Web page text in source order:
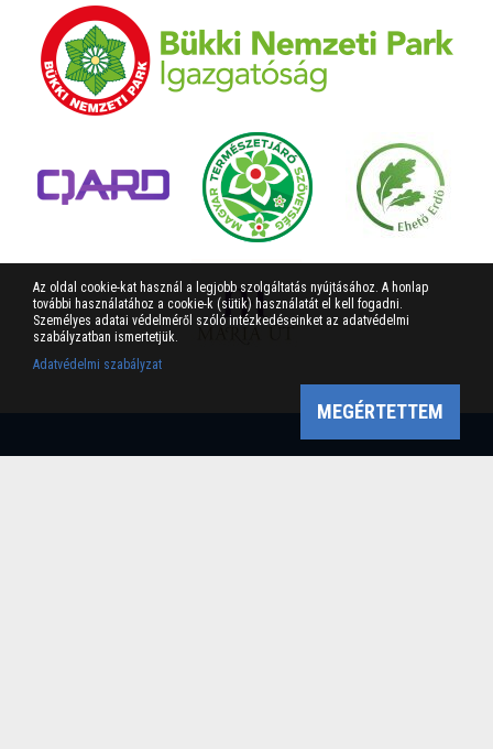
Az oldal cookie-kat használ a legjobb szolgáltatás nyújtásához. A honlap
további használatához a cookie-k (sütik) használatát el kell fogadni.
Személyes adatai védelméről szóló intézkedéseinket az adatvédelmi
szabályzatban ismertetjük.
Adatvédelmi szabályzat
MEGÉRTETTEM